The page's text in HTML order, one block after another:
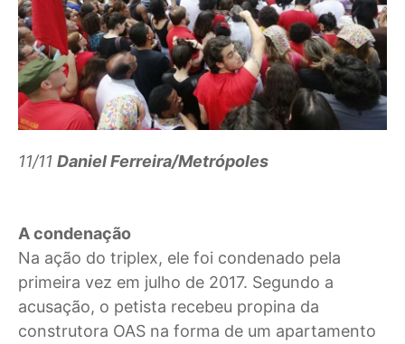
11/11 Daniel Ferreira/Metrópoles
A condenação
Na ação do triplex, ele foi condenado pela
primeira vez em julho de 2017. Segundo a
acusação, o petista recebeu propina da
construtora OAS na forma de um apartamento